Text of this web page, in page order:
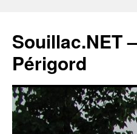
Souillac.NET
Périgord